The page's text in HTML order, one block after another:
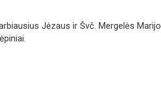
Jėzaus ir Švč. Mergelės